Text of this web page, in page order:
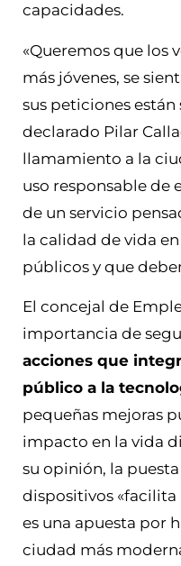
capacidades.
«Queremos que los
más jóvenes, se
sus peticiones están
declarado Pilar
llamamiento a la
uso responsable de
de un servicio
la calidad de vida
públicos y que
El concejal de
importancia de
acciones que
público a la
pequeñas mejoras
impacto en la vida
su opinión, la
dispositivos
es una apuesta por
ciudad más